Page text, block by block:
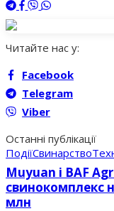
Читайте нас у:
Facebook
Telegram
Viber
Останні публікації
ПодіїСвинарство
Muyuan і BAF
свинокомплекс
млн